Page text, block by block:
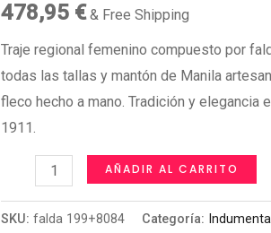
478,95 € & Free Shipping
Traje regional femenino compuesto por
todas las tallas y mantón de Manila
fleco hecho a mano. Tradición y elegancia
1911.
aragonés
AÑADIR AL CARRITO
SKU: falda 199+8084 Categoría: